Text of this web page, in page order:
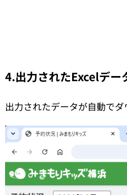
4.出力されたExcelデー
出力されたデータが自動で